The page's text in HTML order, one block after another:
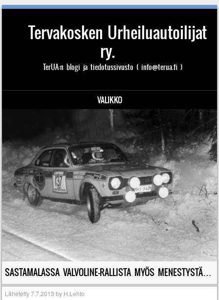
Tervakosken Urheiluautoilijat
ry.
TerUA:n blogi ja tiedotussivusto ( info@terua.fi )
VALIKKO
SASTAMALASSA VALVOLINE-RALLISTA MYÖS MENESTYSTÄ…
Lähetetty7.7.2013 by H.Lehto